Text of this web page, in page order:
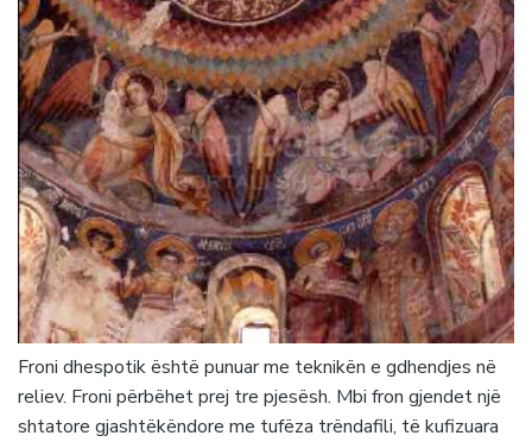
Froni dhespotik është punuar me teknikën e gdhendjes në
reliev. Froni përbëhet prej tre pjesësh. Mbi fron gjendet një
shtatore gjashtëkëndore me tufëza trëndafili, të kufizuara